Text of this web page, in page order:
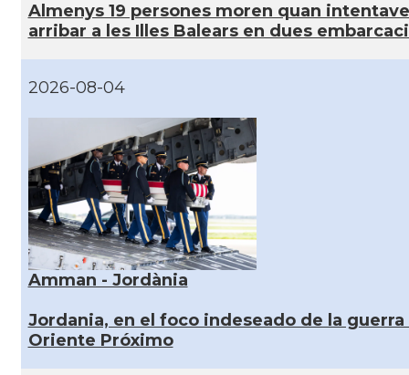
Almenys 19 persones moren quan
arribar a les Illes Balears en dues
2026-08-04
Amman - Jordània
Jordania, en el foco indeseado de la guerra
Oriente Próximo